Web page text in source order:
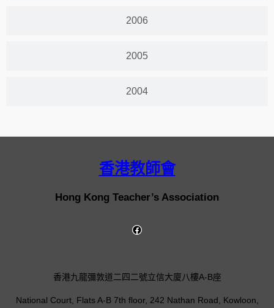
2006
2005
2004
香港教師會
Hong Kong Teacher’s Association
香港九龍彌敦道二四二號立信大廈八樓A-B座
National Court, Flats A-B 7th floor, 242 Nathan Road, Kowloon,